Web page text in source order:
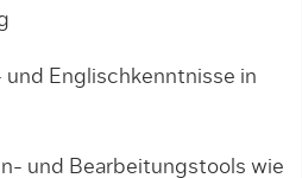
Englischkenntnisse in
und Bearbeitungstools wie